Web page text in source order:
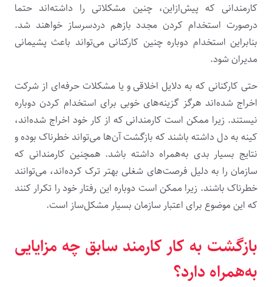
کارمندانی که پیش‌‌ازاین، چنین مشکلاتی را داشته‌اند حتما
درصورت استخدام کردن مجدد بازهم دردسرساز خواهند شد.
بنابراین استخدام دوباره چنین کارکنانی می‌تواند باعث پشیمانی
مدیران شود.
حتی کارکنانی که به‌ دلایل اخلاقی و یا مشکلات حرفه‌ای از شرکت
اخراج شده‌اند هرگز گزینه‌های خوبی برای استخدام کردن دوباره
نیستند. زیرا ممکن است کارمندانی که از کار خود اخراج شده‌اند،
کینه به دل داشته باشند که بازگشت آن‌ها می‌تواند خطرناک بوده و
نتایج بسیار بدی به‌همراه داشته باشد. همچنین کارمندانی که
سازمان را به‌ دلیل فرصت‌های شغلی بهتر ترک کرده‌اند، می‌توانند
خطرناک باشند. زیرا ممکن است دوباره این رفتار خود را تکرار کنند
که این موضوع برای اعتبار سازمان بسیار مشکل‌ساز است.
بازگشت به کار کارمند سابق چه مزایایی
به‌همراه دارد؟